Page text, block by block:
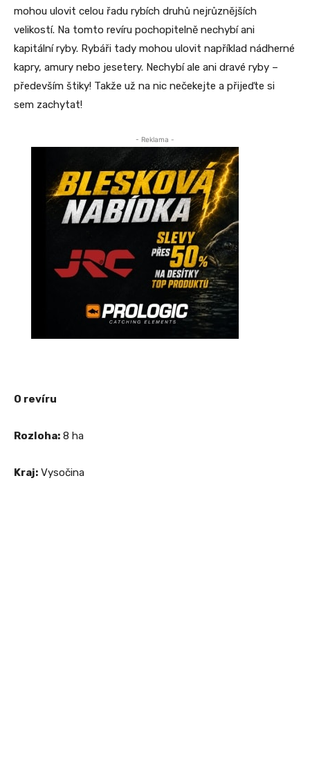
mohou ulovit celou řadu rybích druhů nejrůznějších
velikostí. Na tomto revíru pochopitelně nechybí ani
kapitální ryby. Rybáři tady mohou ulovit například nádherné
kapry, amury nebo jesetery. Nechybí ale ani dravé ryby –
především štiky! Takže už na nic nečekejte a přijeďte si
sem zachytat!
- Reklama -
O revíru
Rozloha: 8 ha
Kraj: Vysočina